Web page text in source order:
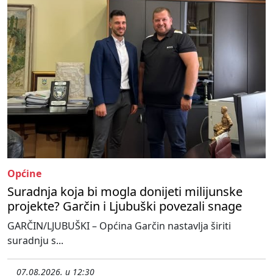
Općine
Suradnja koja bi mogla donijeti milijunske
projekte? Garčin i Ljubuški povezali snage
GARČIN/LJUBUŠKI – Općina Garčin nastavlja širiti
suradnju s...
07.08.2026. u 12:30